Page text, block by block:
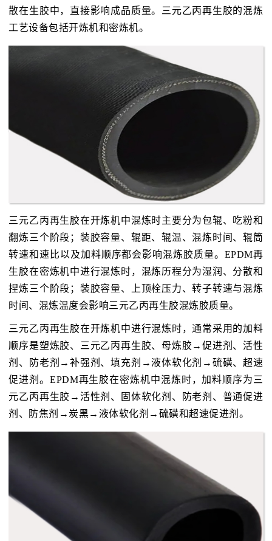
散在生胶中，直接影响成品质量。三元乙丙再生胶的混炼
工艺设备包括开炼机和密炼机。
三元乙丙再生胶在开炼机中混炼时主要分为包辊、吃粉和
翻炼三个阶段；装胶容量、辊距、辊温、混炼时间、辊筒
转速和速比以及加料顺序都会影响混炼胶质量。EPDM再
生胶在密炼机中进行混炼时，混炼历程分为湿润、分散和
捏炼三个阶段；装胶容量、上顶栓压力、转子转速与混炼
时间、混炼温度会影响三元乙丙再生胶混炼胶质量。
三元乙丙再生胶在开炼机中进行混炼时，通常采用的加料
顺序是塑炼胶、三元乙丙再生胶、母炼胶→促进剂、活性
剂、防老剂→补强剂、填充剂→液体软化剂→硫磺、超速
促进剂。EPDM再生胶在密炼机中混炼时，加料顺序为三
元乙丙再生胶→活性剂、固体软化剂、防老剂、普通促进
剂、防焦剂→炭黑→液体软化剂→硫磺和超速促进剂。